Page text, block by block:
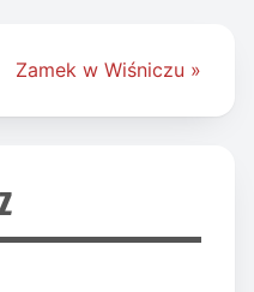
Zamek w Wiśniczu »